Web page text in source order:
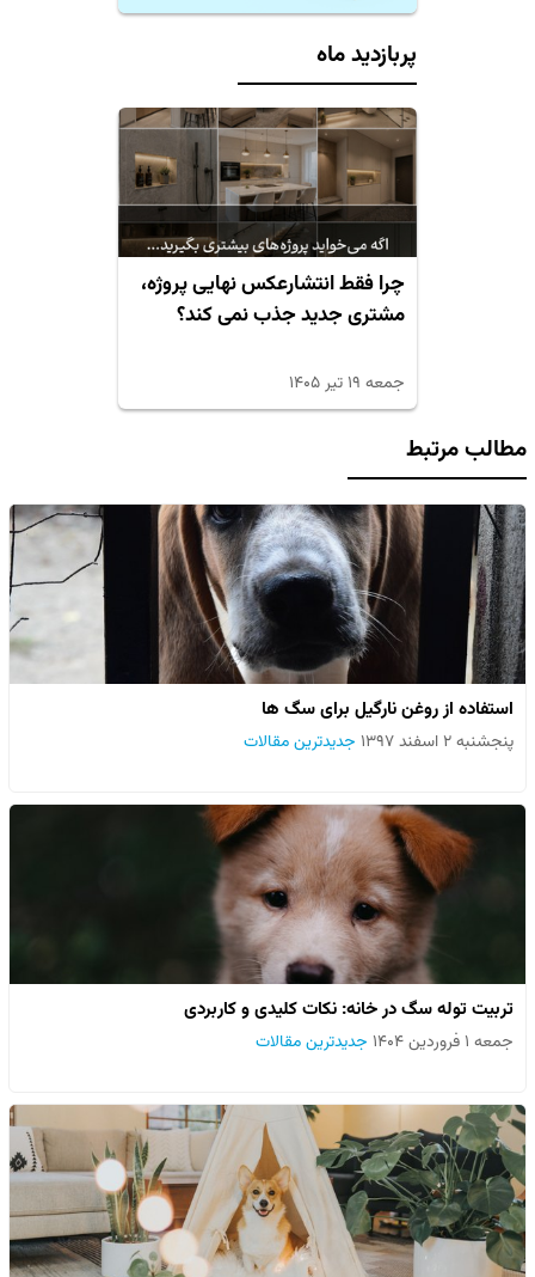
پربازدید ماه
چرا فقط انتشارعکس نهایی پروژه،
مشتری جدید جذب نمی کند؟
جمعه ۱۹ تیر ۱۴۰۵
مطالب مرتبط
استفاده از روغن نارگیل برای سگ ها
پنجشنبه ۲ اسفند ۱۳۹۷ جدیدترین مقالات
تربیت توله سگ در خانه: نکات کلیدی و کاربردی
جمعه ۱ فروردین ۱۴۰۴ جدیدترین مقالات